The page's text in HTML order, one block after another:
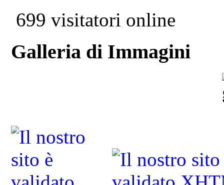
699 visitatori online
Galleria di Immagini